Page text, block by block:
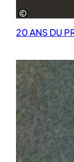
20 ANS DU